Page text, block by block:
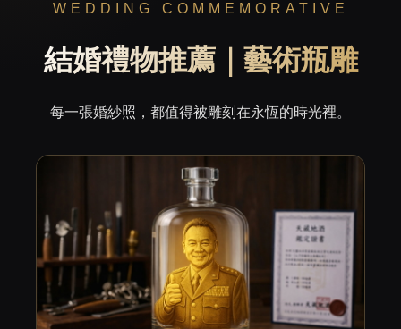
WEDDING COMMEMORATIVE
結婚禮物推薦｜藝術瓶雕
每一張婚紗照，都值得被雕刻在永恆的時光裡。